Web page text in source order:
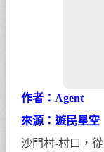
作者：Agent
來源：遊民星空
沙門村-村口，